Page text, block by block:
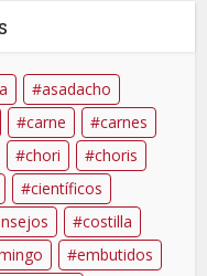
asadacho
carne
carnes
chori
choris
científicos
costilla
embutidos